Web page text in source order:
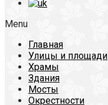
Menu
Главная
Улицы и площади
Храмы
Здания
Мосты
Окрестности